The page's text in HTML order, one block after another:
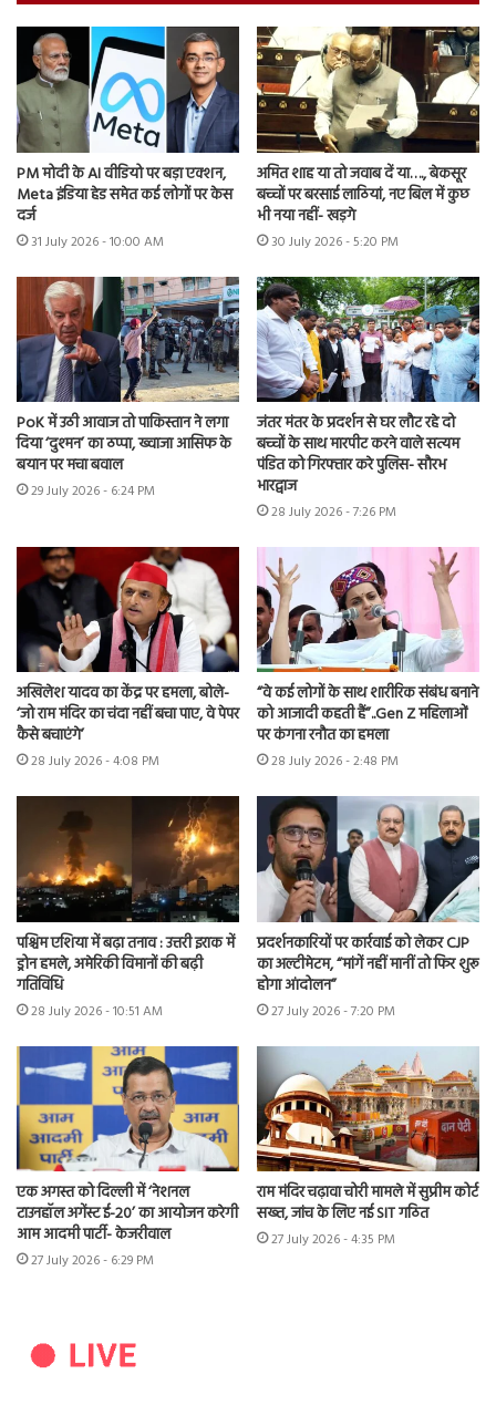
PM मोदी के AI वीडियो पर बड़ा एक्शन,
Meta इंडिया हेड समेत कई लोगों पर केस
दर्ज
31 July 2026 - 10:00 AM
अमित शाह या तो जवाब दें या…., बेकसूर
बच्चों पर बरसाई लाठियां, नए बिल में कुछ
भी नया नहीं- खड़गे
30 July 2026 - 5:20 PM
PoK में उठी आवाज तो पाकिस्तान ने लगा
दिया ‘दुश्मन’ का ठप्पा, ख्वाजा आसिफ के
बयान पर मचा बवाल
29 July 2026 - 6:24 PM
जंतर मंतर के प्रदर्शन से घर लौट रहे दो
बच्चों के साथ मारपीट करने वाले सत्यम
पंडित को गिरफ्तार करे पुलिस- सौरभ
भारद्वाज
28 July 2026 - 7:26 PM
अखिलेश यादव का केंद्र पर हमला, बोले-
‘जो राम मंदिर का चंदा नहीं बचा पाए, वे पेपर
कैसे बचाएंगे’
28 July 2026 - 4:08 PM
“वे कई लोगों के साथ शारीरिक संबंध बनाने
को आजादी कहती हैं”..Gen Z महिलाओं
पर कंगना रनौत का हमला
28 July 2026 - 2:48 PM
पश्चिम एशिया में बढ़ा तनाव : उत्तरी इराक में
ड्रोन हमले, अमेरिकी विमानों की बढ़ी
गतिविधि
28 July 2026 - 10:51 AM
प्रदर्शनकारियों पर कार्रवाई को लेकर CJP
का अल्टीमेटम, “मांगें नहीं मानीं तो फिर शुरू
होगा आंदोलन”
27 July 2026 - 7:20 PM
एक अगस्त को दिल्ली में ‘नेशनल
टाउनहॉल अगेंस्ट ई-20’ का आयोजन करेगी
आम आदमी पार्टी- केजरीवाल
27 July 2026 - 6:29 PM
राम मंदिर चढ़ावा चोरी मामले में सुप्रीम कोर्ट
सख्त, जांच के लिए नई SIT गठित
27 July 2026 - 4:35 PM